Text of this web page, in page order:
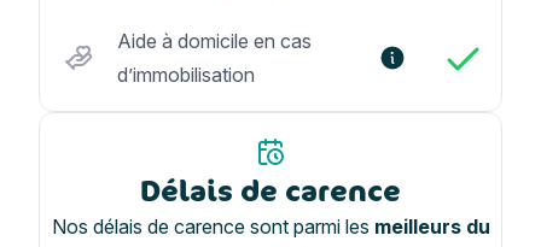
Aide à domicile en cas
d’immobilisation
Délais de carence
Nos délais de carence sont parmi les meilleurs du